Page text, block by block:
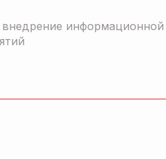
информационной